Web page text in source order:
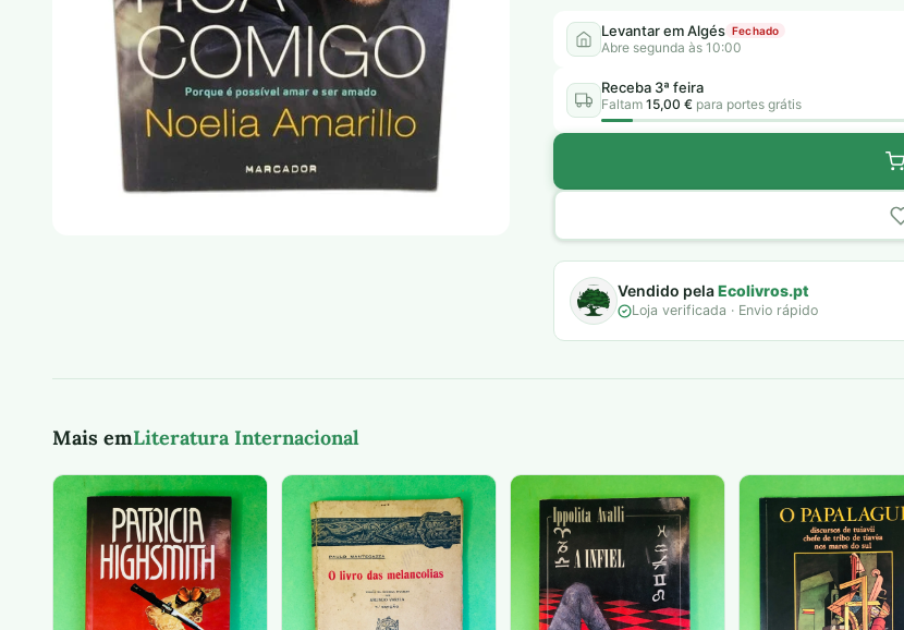
Levantar em Algés Fechado
Abre segunda às 10:00
Receba 3ª feira
Faltam 15,00 € para portes grátis
Vendido pelaEcolivros.pt
Loja verificada · Envio rápido
Mais emLiteratura Internacional